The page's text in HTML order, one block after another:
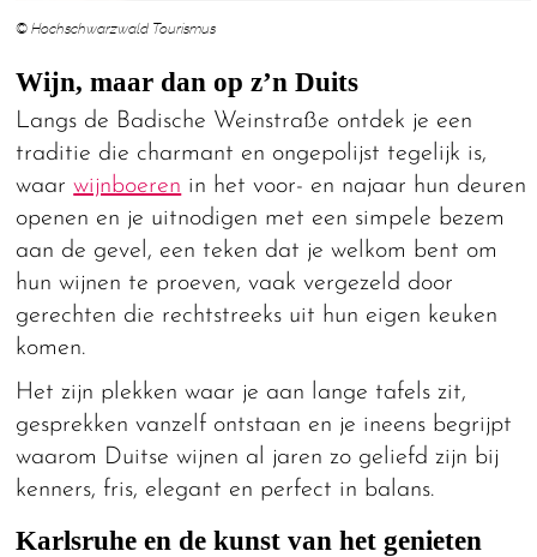
© Hochschwarzwald Tourismus
Wijn, maar dan op z’n Duits
Langs de Badische Weinstraße ontdek je een
traditie die charmant en ongepolijst tegelijk is,
waarwijnboeren in het voor- en najaar hun deuren
openen en je uitnodigen met een simpele bezem
aan de gevel, een teken dat je welkom bent om
hun wijnen te proeven, vaak vergezeld door
gerechten die rechtstreeks uit hun eigen keuken
komen.
Het zijn plekken waar je aan lange tafels zit,
gesprekken vanzelf ontstaan en je ineens begrijpt
waarom Duitse wijnen al jaren zo geliefd zijn bij
kenners, fris, elegant en perfect in balans.
Karlsruhe en de kunst van het genieten